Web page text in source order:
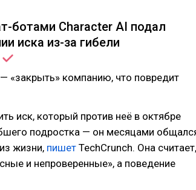
ботами Character AI подал
иска из-за гибели
«закрыть» компанию, что повредит
иск, который против неё в октябре
подростка — он месяцами
жизни, пишет TechCrunch. Она считает,
и непроверенные», а поведение